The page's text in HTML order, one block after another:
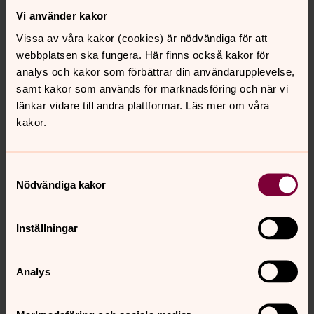
Vi använder kakor
Vissa av våra kakor (cookies) är nödvändiga för att
webbplatsen ska fungera. Här finns också kakor för
analys och kakor som förbättrar din användarupplevelse,
samt kakor som används för marknadsföring och när vi
länkar vidare till andra plattformar. Läs mer om våra
kakor.
Nödvändiga kakor
Inställningar
Analys